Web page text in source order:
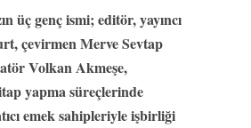
üç genç ismi; editör, yayıncı
çevirmen Merve Sevtap
Volkan Akmeşe,
yapma süreçlerinde
emek sahipleriyle işbirliği